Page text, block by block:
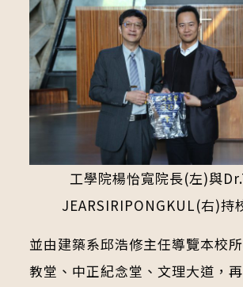
工學院楊怡寬院長(左)與
JEARSIRIPONGKUL(右)持
並由建築系邱浩修主任導覽本校
教堂、中正紀念堂、文理大道，